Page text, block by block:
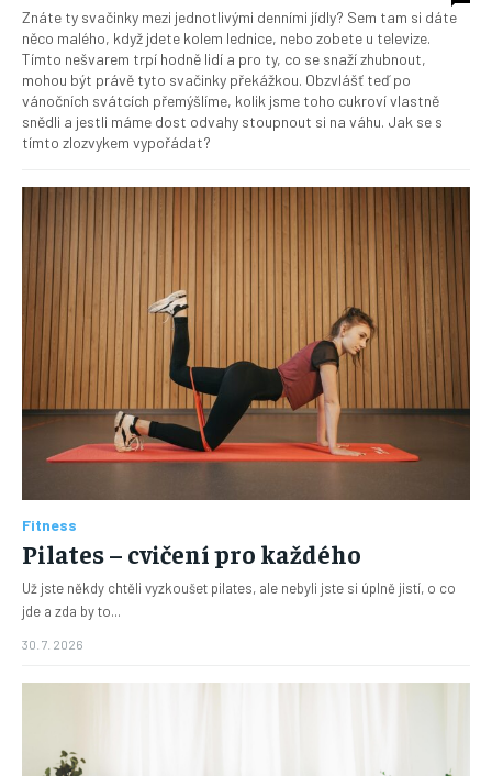
Znáte ty svačinky mezi jednotlivými denními jídly? Sem tam si dáte
něco malého, když jdete kolem lednice, nebo zobete u televize.
Tímto nešvarem trpí hodně lidí a pro ty, co se snaží zhubnout,
mohou být právě tyto svačinky překážkou. Obzvlášť teď po
vánočních svátcích přemýšlíme, kolik jsme toho cukroví vlastně
snědli a jestli máme dost odvahy stoupnout si na váhu. Jak se s
tímto zlozvykem vypořádat?
Fitness
Pilates – cvičení pro každého
Už jste někdy chtěli vyzkoušet pilates, ale nebyli jste si úplně jistí, o co
jde a zda by to...
30. 7. 2026